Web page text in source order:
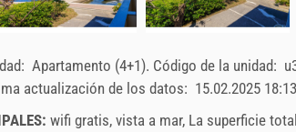
Apartamento (4+1). Código de la unidad:
actualización de los datos: 15.02.2025
wifi gratis, vista a mar, La superficie